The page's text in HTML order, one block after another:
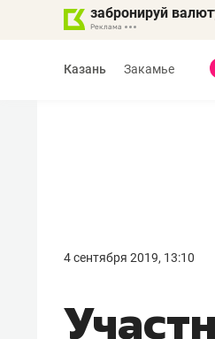
забронируй
Казань Закамье
4 сентября 2019, 13:10